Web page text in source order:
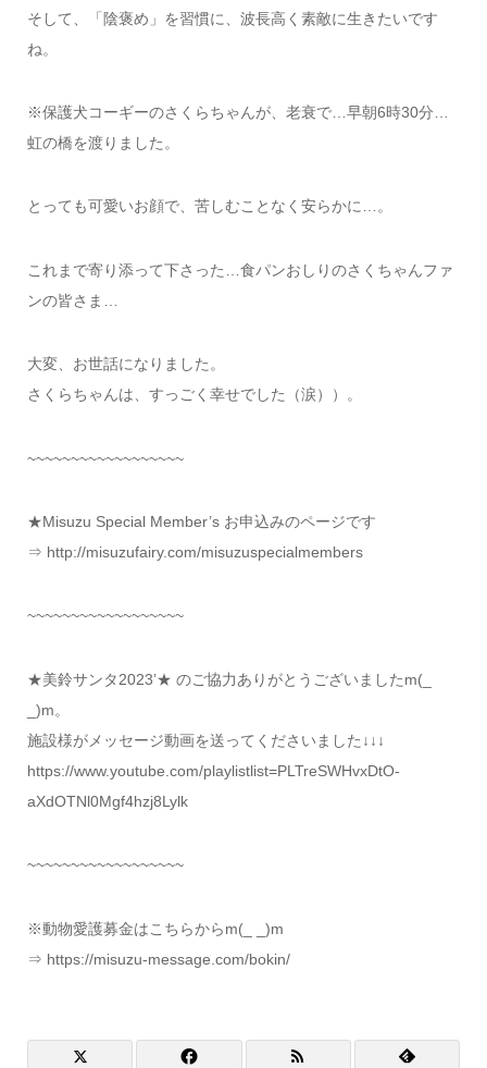
そして、「陰褒め」を習慣に、波長高く素敵に生きたいです
ね。
※保護犬コーギーのさくらちゃんが、老衰で…早朝6時30分…
虹の橋を渡りました。
とっても可愛いお顔で、苦しむことなく安らかに…。
これまで寄り添って下さった…食パンおしりのさくちゃんファ
ンの皆さま…
大変、お世話になりました。
さくらちゃんは、すっごく幸せでした（涙））。
~~~~~~~~~~~~~~~~~~
★Misuzu Special Member’s お申込みのページです
⇒ http://misuzufairy.com/misuzuspecialmembers
~~~~~~~~~~~~~~~~~~
★美鈴サンタ2023’★ のご協力ありがとうございましたm(_
_)m。
施設様がメッセージ動画を送ってくださいました↓↓↓
https://www.youtube.com/playlistlist=PLTreSWHvxDtO-
aXdOTNl0Mgf4hzj8Lylk
~~~~~~~~~~~~~~~~~~
※動物愛護募金はこちらからm(_ _)m
⇒ https://misuzu-message.com/bokin/